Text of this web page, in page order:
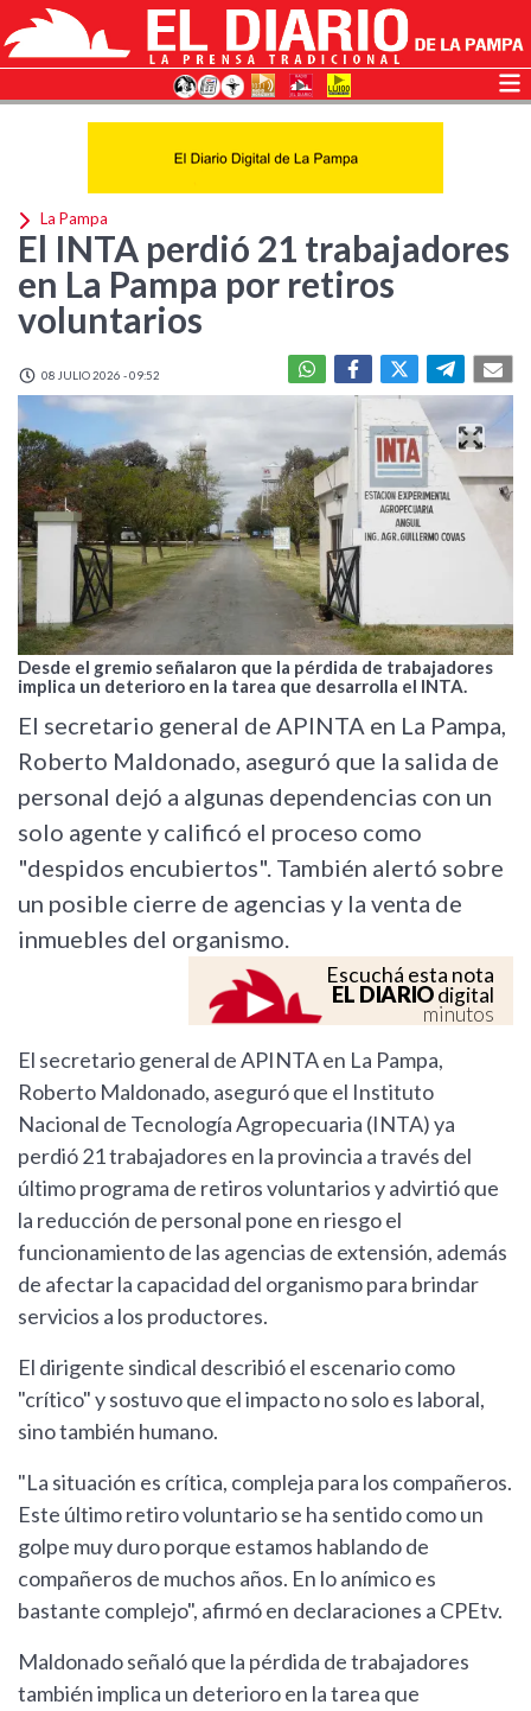
La Pampa
El INTA perdió 21 trabajadores
en La Pampa por retiros
voluntarios
08 JULIO 2026 - 09:52
Desde el gremio señalaron que la pérdida de trabajadores
implica un deterioro en la tarea que desarrolla el INTA.
El secretario general de APINTA en La Pampa,
Roberto Maldonado, aseguró que la salida de
personal dejó a algunas dependencias con un
solo agente y calificó el proceso como
"despidos encubiertos". También alertó sobre
un posible cierre de agencias y la venta de
inmuebles del organismo.
Escuchá esta nota
EL DIARIOdigital
minutos
El secretario general de APINTA en La Pampa,
Roberto Maldonado, aseguró que el Instituto
Nacional de Tecnología Agropecuaria (INTA) ya
perdió 21 trabajadores en la provincia a través del
último programa de retiros voluntarios y advirtió que
la reducción de personal pone en riesgo el
funcionamiento de las agencias de extensión, además
de afectar la capacidad del organismo para brindar
servicios a los productores.
El dirigente sindical describió el escenario como
"crítico" y sostuvo que el impacto no solo es laboral,
sino también humano.
"La situación es crítica, compleja para los compañeros.
Este último retiro voluntario se ha sentido como un
golpe muy duro porque estamos hablando de
compañeros de muchos años. En lo anímico es
bastante complejo", afirmó en declaraciones a CPEtv.
Maldonado señaló que la pérdida de trabajadores
también implica un deterioro en la tarea que